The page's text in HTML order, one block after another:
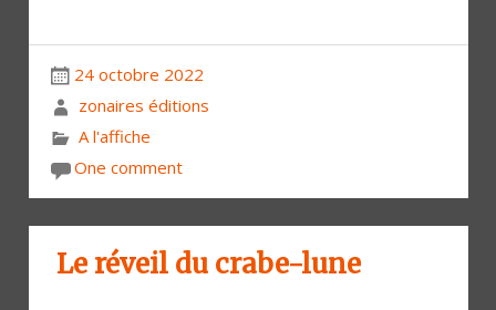
24 octobre 2022
zonaires éditions
A l'affiche
One comment
Le réveil du crabe-lune